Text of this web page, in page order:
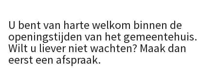
U bent van harte welkom binnen de
openingstijden van het gemeentehuis.
Wilt u liever niet wachten? Maak dan
eerst een afspraak.